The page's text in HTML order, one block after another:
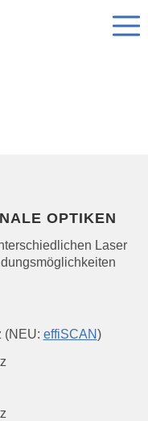
OPTIKEN
Laser
(NEU: effiSCAN)